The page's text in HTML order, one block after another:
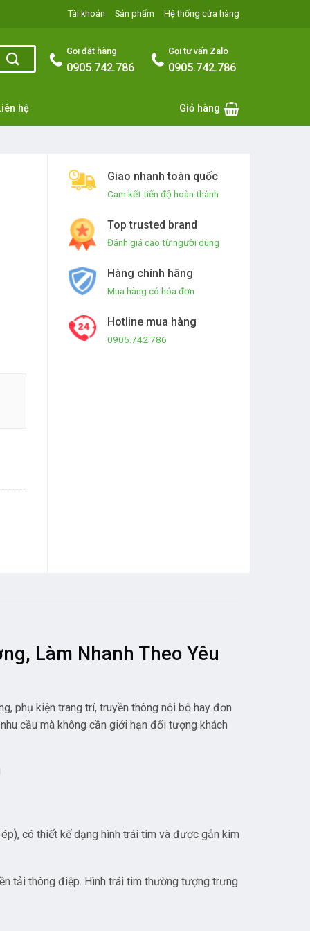
Tài khoản Sản phẩm Hệ thống cửa hàng
Gọi đặt hàng
0905.742.786
Gọi tư vấn Zalo
0905.742.786
hệ Giỏ hàng
Giao nhanh toàn quốc
Cam kết tiến độ hoàn thành
Top trusted brand
Đánh giá cao từ người dùng
Hàng chính hãng
Mua hàng có hóa đơn
Hotline mua hàng
0905.742.786
Làm Nhanh Theo Yêu
phụ kiện trang trí, truyền thông nội bộ hay đơn
cầu mà không cần giới hạn đối tượng khách
có thiết kế dạng hình trái tim và được gắn kim
tải thông điệp. Hình trái tim thường tượng trưng